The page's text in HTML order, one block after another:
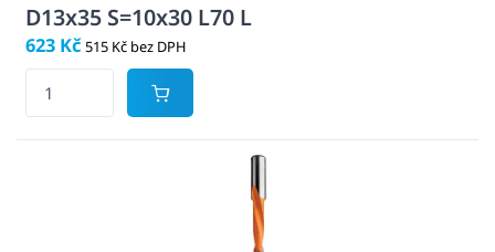
D13x35 S=10x30 L70 L
623 Kč 515 Kč bez DPH